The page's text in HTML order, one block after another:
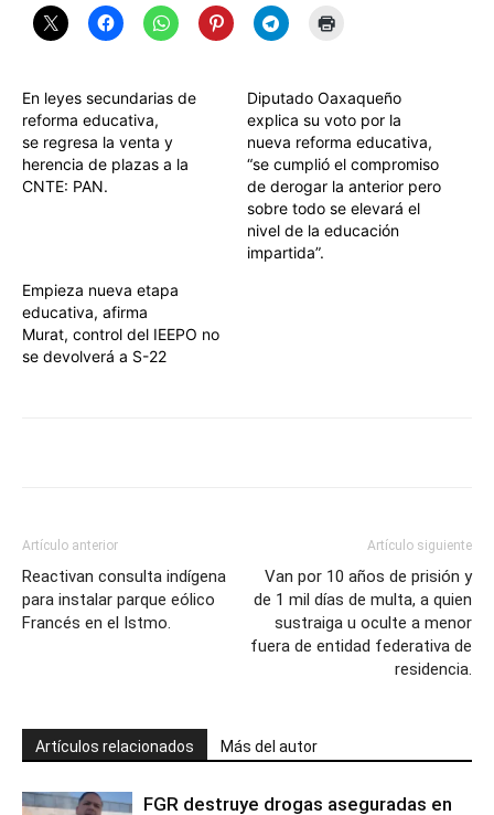
En leyes secundarias de
reforma educativa,
se regresa la venta y
herencia de plazas a la
CNTE: PAN.
Diputado Oaxaqueño
explica su voto por la
nueva reforma educativa,
“se cumplió el compromiso
de derogar la anterior pero
sobre todo se elevará el
nivel de la educación
impartida”.
Empieza nueva etapa
educativa, afirma
Murat, control del IEEPO no
se devolverá a S-22
Artículo anterior
Reactivan consulta indígena
para instalar parque eólico
Francés en el Istmo.
Artículo siguiente
Van por 10 años de prisión y
de 1 mil días de multa, a quien
sustraiga u oculte a menor
fuera de entidad federativa de
residencia.
Artículos relacionados Más del autor
FGR destruye drogas aseguradas en